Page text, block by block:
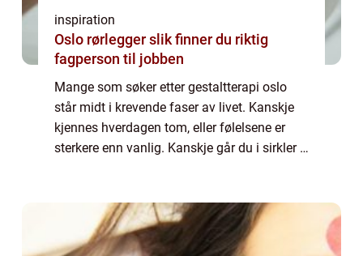
inspiration
Oslo rørlegger slik finner du riktig
fagperson til jobben
Mange som søker etter gestaltterapi oslo
står midt i krevende faser av livet. Kanskje
kjennes hverdagen tom, eller følelsene er
sterkere enn vanlig. Kanskje går du i sirkler i